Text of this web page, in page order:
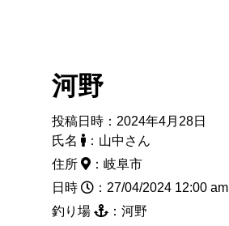
河野
投稿日時：2024年4月28日
氏名
：山中さん
住所
：岐阜市
日時
：27/04/2024 12:00 am
釣り場
：河野